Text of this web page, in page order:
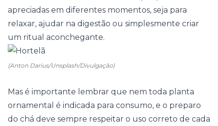
apreciadas em diferentes momentos, seja para
relaxar, ajudar na digestão ou simplesmente criar
um ritual aconchegante.
(Anton Darius/Unsplash/Divulgação)
Mas é importante lembrar que nem toda planta
ornamental é indicada para consumo, e o preparo
do chá deve sempre respeitar o uso correto de cada